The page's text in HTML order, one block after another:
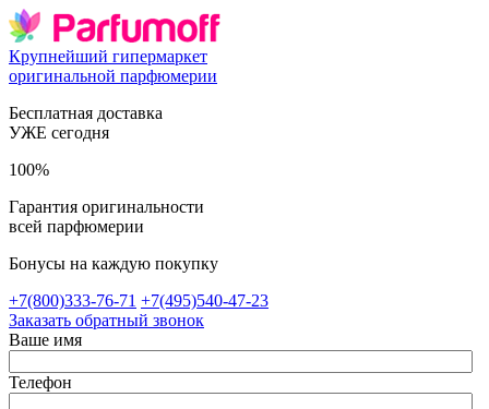
Крупнейший гипермаркет
оригинальной парфюмерии
Бесплатная доставка
УЖЕ сегодня
100%
Гарантия оригинальности
всей парфюмерии
Бонусы на каждую покупку
+7(800)333-76-71 +7(495)540-47-23
Заказать обратный звонок
Ваше имя
Телефон